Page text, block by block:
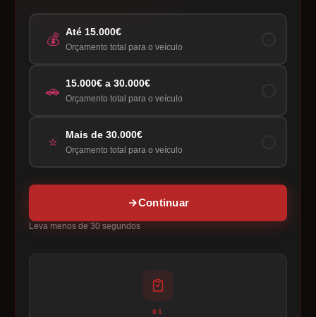
💰 Até 15.000€
Orçamento total para o veículo
🚗 15.000€ a 30.000€
Orçamento total para o veículo
⭐ Mais de 30.000€
Orçamento total para o veículo
Continuar
Leva menos de 30 segundos
01